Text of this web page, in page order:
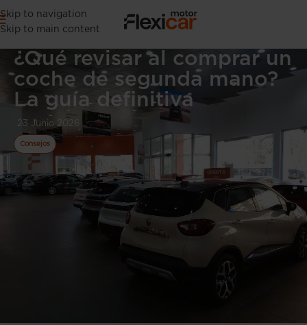
Skip to navigation
Skip to main content
¿Qué revisar al comprar un
coche de segunda mano?
La guía definitiva
23 Junio 2026
Consejos